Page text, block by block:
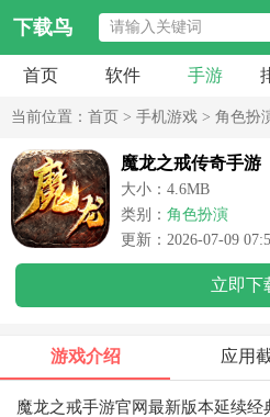
下载鸟
首页 软件 手游
当前位置： 首页 > 手机游戏 > 角色扮
魔龙之戒传奇手游
大小：4.6MB
类别： 角色扮演
更新：2026-07-09
立即下
游戏介绍 应用
魔龙之戒手游官网最新版本延续